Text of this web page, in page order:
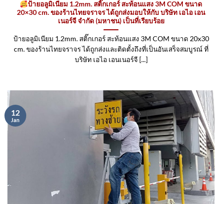
ป้ายอลูมิเนียม 1.2mm. สติ๊กเกอร์ สะท้อนแสง 3M COM ขนาด
20×30 cm. ของร้านไทยจราจร ได้ถูกส่งมอบให้กับ บริษัท เอไอ เอน
เนอร์จี จำกัด (มหาชน) เป็นที่เรียบร้อย
ป้ายอลูมิเนียม 1.2mm. สติ๊กเกอร์ สะท้อนแสง 3M COM ขนาด 20x30
cm. ของร้านไทยจราจร ได้ถูกส่งและติดตั้งถึงที่เป็นอันเสร็จสมบูรณ์ ที่
บริษัท เอไอ เอนเนอร์จี [...]
12
Jan